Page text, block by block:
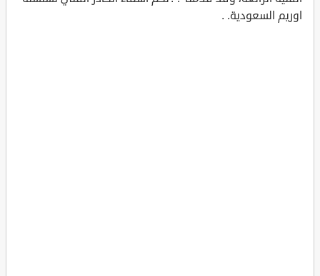
اوريم السعودية. .